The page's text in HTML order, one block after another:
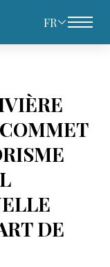
FR
DE